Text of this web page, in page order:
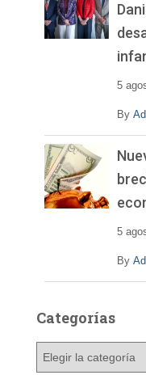
5
By
5
By
Categorías